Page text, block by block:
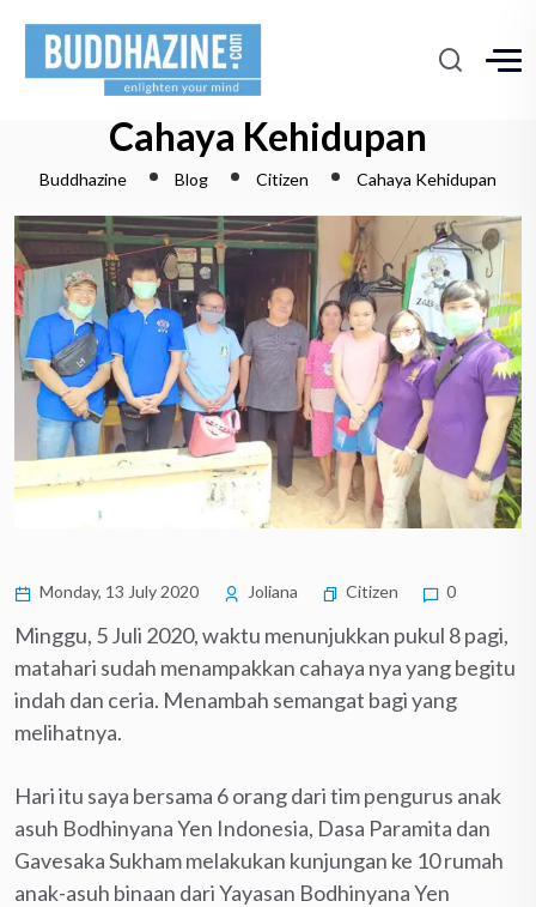
Cahaya Kehidupan
Buddhazine Blog Citizen Cahaya Kehidupan
Monday, 13 July 2020 Joliana Citizen 0
Minggu, 5 Juli 2020, waktu menunjukkan pukul 8 pagi,
matahari sudah menampakkan cahaya nya yang begitu
indah dan ceria. Menambah semangat bagi yang
melihatnya.
Hari itu saya bersama 6 orang dari tim pengurus anak
asuh Bodhinyana Yen Indonesia, Dasa Paramita dan
Gavesaka Sukham melakukan kunjungan ke 10 rumah
anak-asuh binaan dari Yayasan Bodhinyana Yen